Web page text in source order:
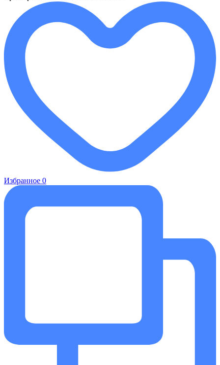
Избранное 0